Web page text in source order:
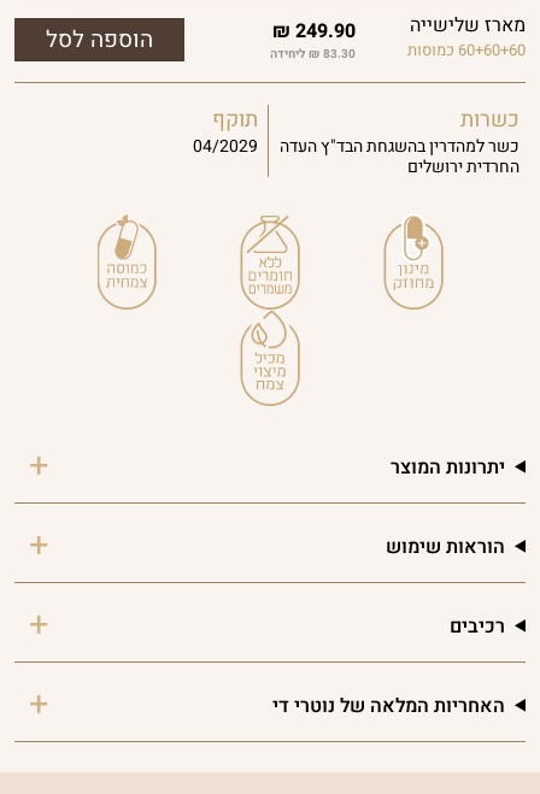
מארז שלישייה
60+60+60 כמוסות
249.90
₪
83.30 ₪ ליחידה
כשרות
כשר למהדרין בהשגחת הבד"ץ העדה
החרדית ירושלים
תוקף
04/2029
יתרונות המוצר
הוראות שימוש
רכיבים
האחריות המלאה של נוטרי די